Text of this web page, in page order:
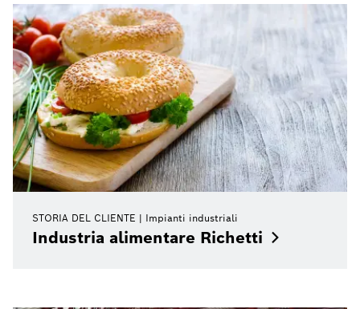
STORIA DEL CLIENTE Impianti industriali
Industria alimentare Richetti